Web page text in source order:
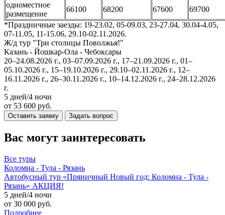
одноместное
размещение
66100 68200 67600
69700
*Праздничные заезды: 19-23.02, 05-09.03, 23-27.04, 30.04-4.05,
07-11.05, 11-15.06, 29.10-02.11.2026.
Ж/д тур "Три столицы Поволжья!"
Казань - Йошкар-Ола - Чебоксары
20–24.08.2026 г., 03–07.09.2026 г., 17–21.09.2026 г., 01–
05.10.2026 г., 15–19.10.2026 г., 29.10–02.11.2026 г., 12–
16.11.2026 г., 26–30.11.2026 г., 10–14.12.2026 г., 24–28.12.2026
г.
5 дней/4 ночи
от 53 600 руб.
Оставить заявку Задать вопрос
Вас могут заинтересовать
Все туры
Коломна - Тула - Рязань
Автобусный тур «Пряничный Новый год: Коломна - Тула -
Рязань» АКЦИЯ!
5 дней/4 ночи
от 30 000 руб.
Подробнее